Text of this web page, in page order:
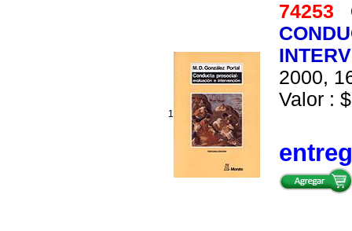
1
74253
2000,
Valor :